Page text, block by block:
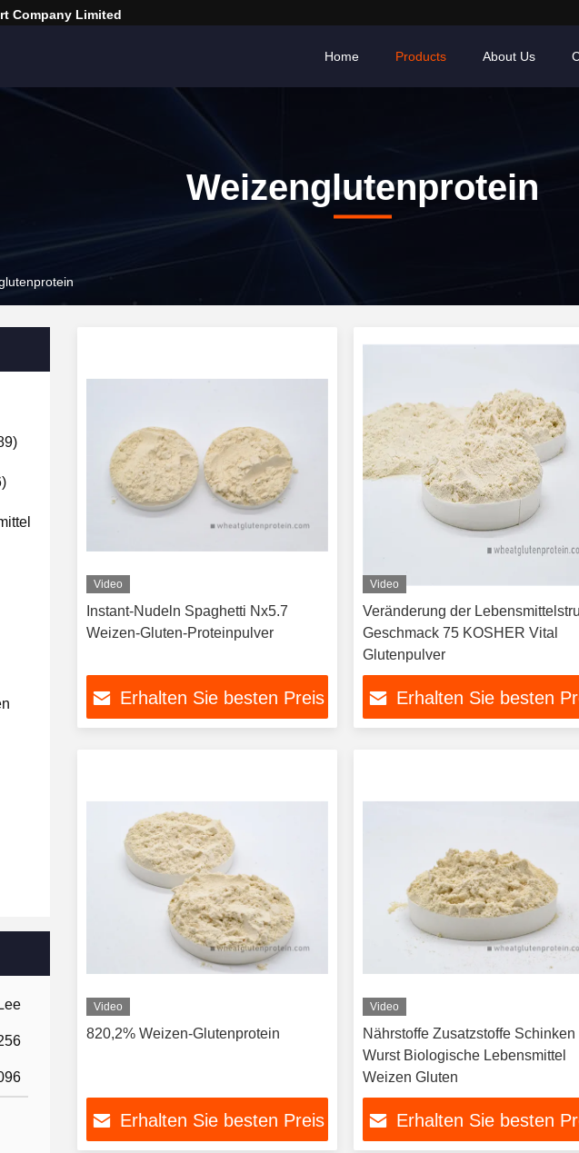
Company Limited
Home Products About Us
Weizenglutenprotein
Video
Instant-Nudeln Spaghetti Nx5.7
Weizen-Gluten-Proteinpulver
Erhalten Sie besten Preis
Video
Veränderung der
Geschmack 75 KOSHER Vital
Glutenpulver
Erhalten Sie besten
Video
820,2% Weizen-Glutenprotein
Erhalten Sie besten Preis
Video
Nährstoffe Zusatzstoffe Schinken
Wurst Biologische Lebensmittel
Weizen Gluten
Erhalten Sie besten